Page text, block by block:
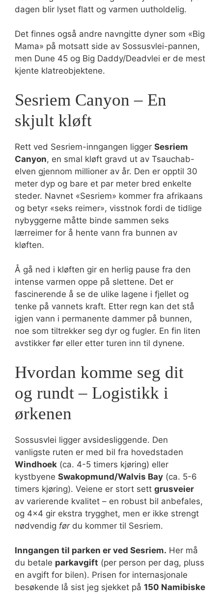
dagen blir lyset flatt og varmen uutholdelig.
Det finnes også andre navngitte dyner som «Big
Mama» på motsatt side av Sossusvlei-pannen,
men Dune 45 og Big Daddy/Deadvlei er de mest
kjente klatreobjektene.
Sesriem Canyon – En
skjult kløft
Rett ved Sesriem-inngangen ligger Sesriem
Canyon, en smal kløft gravd ut av Tsauchab-
elven gjennom millioner av år. Den er opptil 30
meter dyp og bare et par meter bred enkelte
steder. Navnet «Sesriem» kommer fra afrikaans
og betyr «seks reimer», visstnok fordi de tidlige
nybyggerne måtte binde sammen seks
lærreimer for å hente vann fra bunnen av
kløften.
Å gå ned i kløften gir en herlig pause fra den
intense varmen oppe på slettene. Det er
fascinerende å se de ulike lagene i fjellet og
tenke på vannets kraft. Etter regn kan det stå
igjen vann i permanente dammer på bunnen,
noe som tiltrekker seg dyr og fugler. En fin liten
avstikker før eller etter turen inn til dynene.
Hvordan komme seg dit
og rundt – Logistikk i
ørkenen
Sossusvlei ligger avsidesliggende. Den
vanligste ruten er med bil fra hovedstaden
Windhoek (ca. 4-5 timers kjøring) eller
kystbyene Swakopmund/Walvis Bay (ca. 5-6
timers kjøring). Veiene er stort sett grusveier
av varierende kvalitet – en robust bil anbefales,
og 4×4 gir ekstra trygghet, men er ikke strengt
nødvendig førdu kommer til Sesriem.
Inngangen til parken er ved Sesriem. Her må
du betale parkavgift (per person per dag, pluss
en avgift for bilen). Prisen for internasjonale
besøkende lå sist jeg sjekket på 150 Namibiske